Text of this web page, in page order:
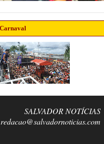
Carnaval
SALVADOR NOTÍCIAS